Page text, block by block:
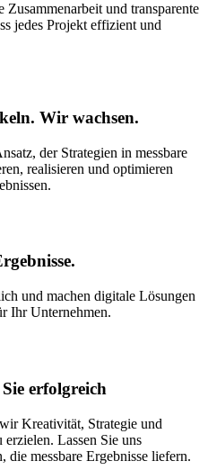
Zusammenarbeit und transparente
jedes Projekt effizient und
Wir wachsen.
der Strategien in messbare
realisieren und optimieren
und machen digitale Lösungen
Ihr Unternehmen.
erfolgreich
Kreativität, Strategie und
Lassen Sie uns
die messbare Ergebnisse liefern.